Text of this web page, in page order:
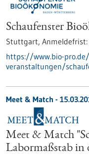
Schaufenster
Stuttgart, Anmeldefrist:
https://www.bio-
veranstaltungen/
Meet & Match -
Meet & Match
Labormaßstab in